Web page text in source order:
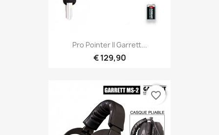
Snel bekijken
Pro Pointer II Garrett...
€ 129,90
favorite_border